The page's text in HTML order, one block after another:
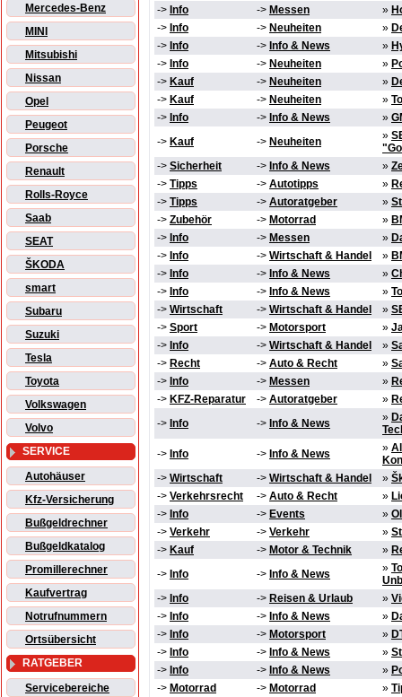
Mercedes-Benz
MINI
Mitsubishi
Nissan
Opel
Peugeot
Porsche
Renault
Rolls-Royce
Saab
SEAT
ŠKODA
smart
Subaru
Suzuki
Tesla
Toyota
Volkswagen
Volvo
SERVICE
Autohäuser
Kfz-Versicherung
Bußgeldrechner
Bußgeldkatalog
Promillerechner
Kaufvertrag
Notrufnummern
Ortsübersicht
RATGEBER
Servicebereiche
-> Info -> Messen »
-> Info -> Neuheiten »
-> Info -> Info & News »
-> Info -> Neuheiten »
-> Kauf -> Neuheiten »
-> Kauf -> Neuheiten »
-> Info -> Info & News »
-> Kauf -> Neuheiten »
-> Sicherheit -> Info & News »
-> Tipps -> Autotipps »
-> Tipps -> Autoratgeber »
-> Zubehör -> Motorrad »
-> Info -> Messen »
-> Info -> Wirtschaft & Handel »
-> Info -> Info & News »
-> Info -> Info & News »
-> Wirtschaft -> Wirtschaft & Handel »
-> Sport -> Motorsport »
-> Info -> Wirtschaft & Handel »
-> Recht -> Auto & Recht »
-> Info -> Messen »
-> KFZ-Reparatur -> Autoratgeber »
-> Info -> Info & News »
-> Info -> Info & News »
-> Wirtschaft -> Wirtschaft & Handel »
-> Verkehrsrecht -> Auto & Recht »
-> Info -> Events »
-> Verkehr -> Verkehr »
-> Kauf -> Motor & Technik »
-> Info -> Info & News »
-> Info -> Reisen & Urlaub »
-> Info -> Info & News »
-> Info -> Motorsport »
-> Info -> Info & News »
-> Info -> Info & News »
-> Motorrad -> Motorrad »